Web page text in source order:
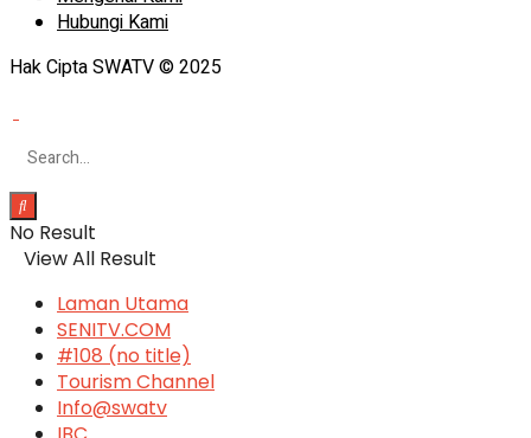
Hubungi Kami
Hak Cipta SWATV © 2025
No Result
View All Result
Laman Utama
SENITV.COM
#108 (no title)
Tourism Channel
Info@swatv